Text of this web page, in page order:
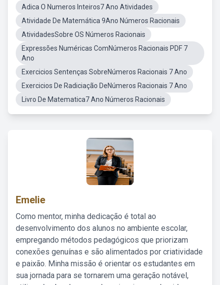
Adica O Numeros Inteiros7 Ano Atividades
Atividade De Matemática 9Ano Números Racionais
AtividadesSobre OS Números Racionais
Expressões Numéricas ComNúmeros Racionais PDF 7
Ano
Exercicios Sentenças SobreNúmeros Racionais 7 Ano
Exercicios De Radiciação DeNúmeros Racionais 7 Ano
Livro De Matematica7 Ano Números Racionais
Emelie
Como mentor, minha dedicação é total ao
desenvolvimento dos alunos no ambiente escolar,
empregando métodos pedagógicos que priorizam
conexões genuínas e são alimentados por criatividade
e paixão. Minha missão é orientar os estudantes em
sua jornada para se tornarem uma geração notável,